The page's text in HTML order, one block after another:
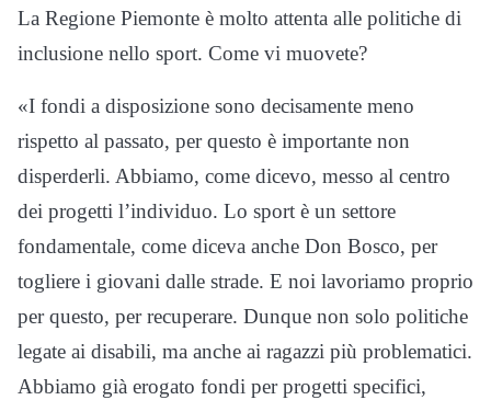
La Regione Piemonte è molto attenta alle politiche di
inclusione nello sport. Come vi muovete?
«I fondi a disposizione sono decisamente meno
rispetto al passato, per questo è importante non
disperderli. Abbiamo, come dicevo, messo al centro
dei progetti l’individuo. Lo sport è un settore
fondamentale, come diceva anche Don Bosco, per
togliere i giovani dalle strade. E noi lavoriamo proprio
per questo, per recuperare. Dunque non solo politiche
legate ai disabili, ma anche ai ragazzi più problematici.
Abbiamo già erogato fondi per progetti specifici,